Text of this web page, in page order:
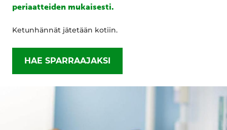
periaatteiden mukaisesti.
Ketunhännät jätetään kotiin.
HAE SPARRAAJAKSI